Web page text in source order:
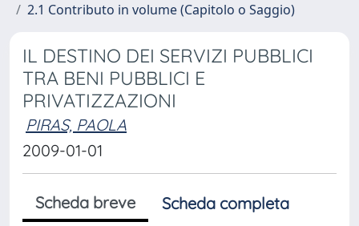
2.1 Contributo in volume (Capitolo o Saggio)
IL DESTINO DEI SERVIZI PUBBLICI
TRA BENI PUBBLICI E
PRIVATIZZAZIONI
PIRAS, PAOLA
2009-01-01
Scheda breve
Scheda completa